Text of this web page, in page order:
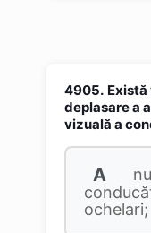
4905.
deplasare a
vizuală a
A
ochelari;